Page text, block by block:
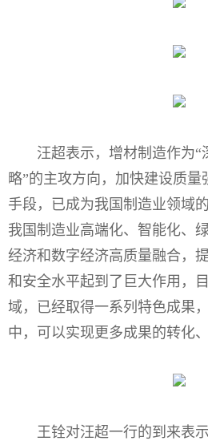
汪超表示，增材制造作为“
略”的主攻方向，加快建设质
手段，已成为我国制造业领域
我国制造业高端化、智能化、
经济和数字经济高质量融合，
和安全水平起到了巨大作用，
域，已经取得一系列特色成果
中，可以实现更多成果的转化、
王铨对汪超一行的到来表示